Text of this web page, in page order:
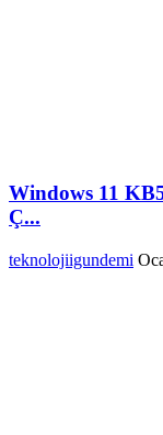
Windows 11
Ç...
teknolojiigundemi